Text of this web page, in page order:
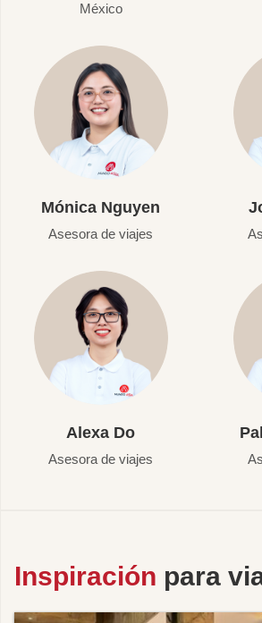
México
Mónica Nguyen
Asesora de viajes
Alexa Do
Asesora de viajes
Inspiración para